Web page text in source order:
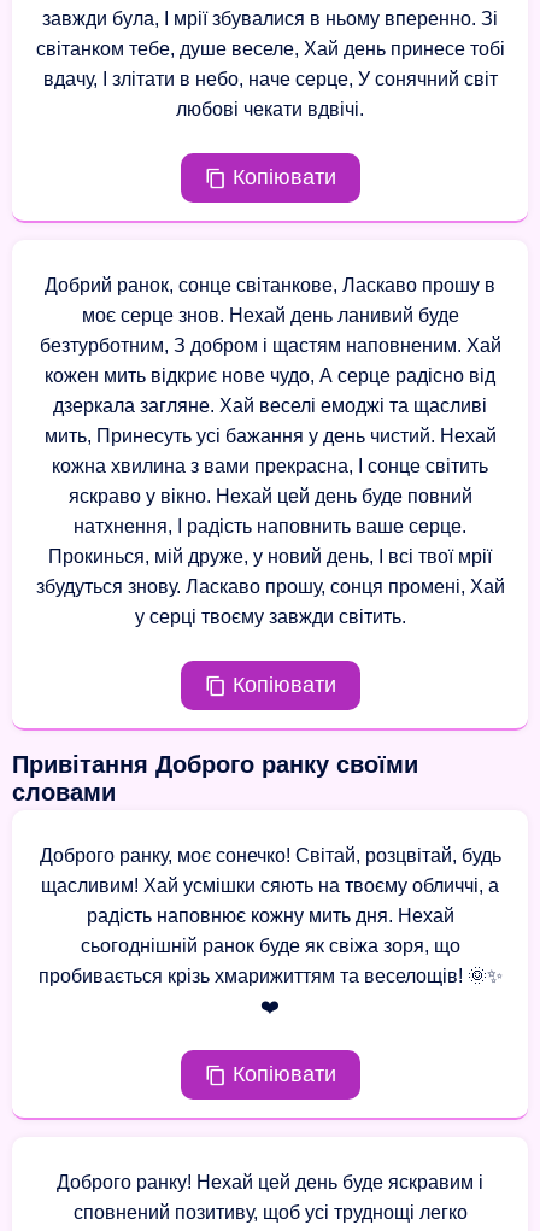
завжди була, І мрії збувалися в ньому вперенно. Зі
світанком тебе, душе веселе, Хай день принесе тобі
вдачу, І злітати в небо, наче серце, У сонячний світ
любові чекати вдвічі.
Копіювати
Добрий ранок, сонце світанкове, Ласкаво прошу в
моє серце знов. Нехай день ланивий буде
безтурботним, З добром і щастям наповненим. Хай
кожен мить відкриє нове чудо, А серце радісно від
дзеркала загляне. Хай веселі емоджі та щасливі
мить, Принесуть усі бажання у день чистий. Нехай
кожна хвилина з вами прекрасна, І сонце світить
яскраво у вікно. Нехай цей день буде повний
натхнення, І радість наповнить ваше серце.
Прокинься, мій друже, у новий день, І всі твої мрії
збудуться знову. Ласкаво прошу, сонця промені, Хай
у серці твоєму завжди світить.
Копіювати
Привітання Доброго ранку своїми
словами
Доброго ранку, моє сонечко! Світай, розцвітай, будь
щасливим! Хай усмішки сяють на твоєму обличчі, а
радість наповнює кожну мить дня. Нехай
сьогоднішній ранок буде як свіжа зоря, що
пробивається крізь хмарижиттям та веселощів! 🌞✨
❤️
Копіювати
Доброго ранку! Нехай цей день буде яскравим і
сповнений позитиву, щоб усі труднощі легко